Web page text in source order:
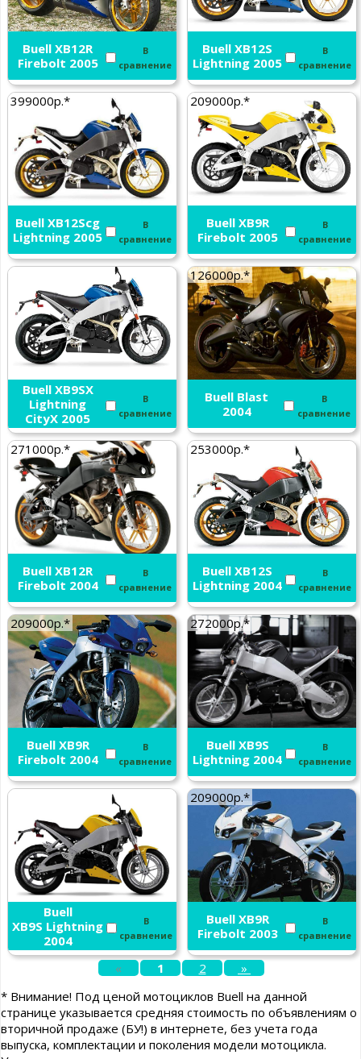
Buell XB12R
Firebolt 2005
В
сравнение
Buell XB12S
Lightning 2005
В
сравнение
399000р.*
Buell XB12Scg
Lightning 2005
В
сравнение
209000р.*
Buell XB9R
Firebolt 2005
В
сравнение
Buell XB9SX
Lightning
CityX 2005
В
сравнение
126000р.*
Buell Blast
2004
В
сравнение
271000р.*
Buell XB12R
Firebolt 2004
В
сравнение
253000р.*
Buell XB12S
Lightning 2004
В
сравнение
209000р.*
Buell XB9R
Firebolt 2004
В
сравнение
272000р.*
Buell XB9S
Lightning 2004
В
сравнение
Buell
XB9S Lightning
2004
В
сравнение
209000р.*
Buell XB9R
Firebolt 2003
В
сравнение
« 1 2
»
* Внимание! Под ценой мотоциклов Buell на данной
странице указывается средняя стоимость по объявлениям о
вторичной продаже (БУ!) в интернете, без учета года
выпуска, комплектации и поколения модели мотоцикла.